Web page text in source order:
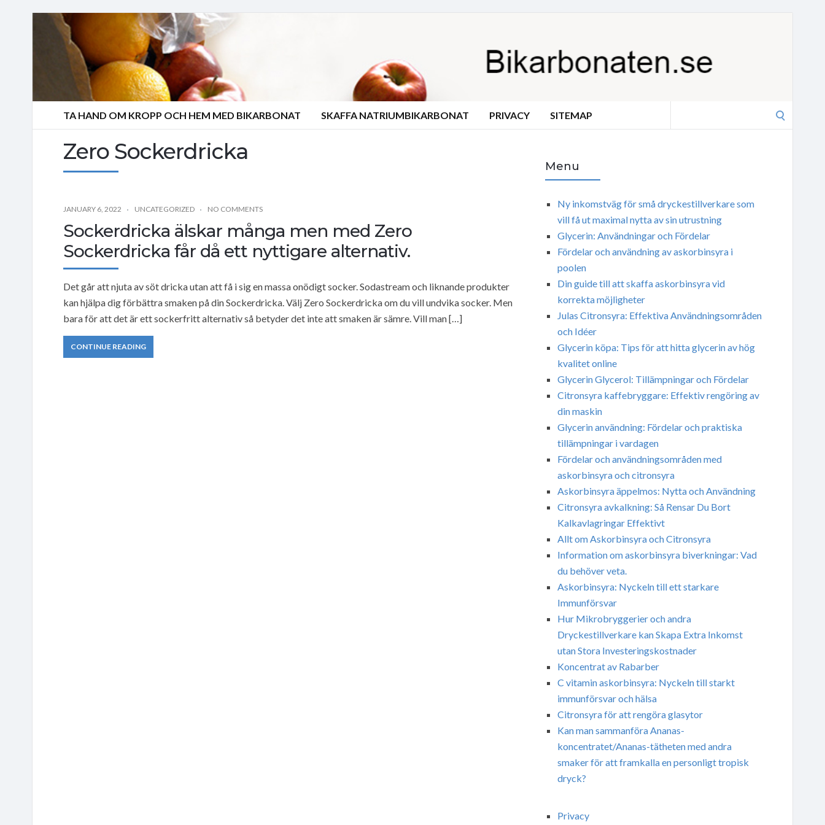
TA HAND OM KROPP OCH HEM MED BIKARBONAT SKAFFA NATRIUMBIKARBONAT PRIVACY SITEMAP
Zero Sockerdricka
JANUARY 6, 2022 UNCATEGORIZED NO COMMENTS
Sockerdricka älskar många men med Zero
Sockerdricka får då ett nyttigare alternativ.
Det går att njuta av söt dricka utan att få i sig en massa onödigt socker. Sodastream och liknande produkter
kan hjälpa dig förbättra smaken på din Sockerdricka. Välj Zero Sockerdricka om du vill undvika socker. Men
bara för att det är ett sockerfritt alternativ så betyder det inte att smaken är sämre. Vill man […]
CONTINUE READING
Menu
Ny inkomstväg för små dryckestillverkare som
vill få ut maximal nytta av sin utrustning
Glycerin: Användningar och Fördelar
Fördelar och användning av askorbinsyra i
poolen
Din guide till att skaffa askorbinsyra vid
korrekta möjligheter
Julas Citronsyra: Effektiva Användningsområden
och Idéer
Glycerin köpa: Tips för att hitta glycerin av hög
kvalitet online
Glycerin Glycerol: Tillämpningar och Fördelar
Citronsyra kaffebryggare: Effektiv rengöring av
din maskin
Glycerin användning: Fördelar och praktiska
tillämpningar i vardagen
Fördelar och användningsområden med
askorbinsyra och citronsyra
Askorbinsyra äppelmos: Nytta och Användning
Citronsyra avkalkning: Så Rensar Du Bort
Kalkavlagringar Effektivt
Allt om Askorbinsyra och Citronsyra
Information om askorbinsyra biverkningar: Vad
du behöver veta.
Askorbinsyra: Nyckeln till ett starkare
Immunförsvar
Hur Mikrobryggerier och andra
Dryckestillverkare kan Skapa Extra Inkomst
utan Stora Investeringskostnader
Koncentrat av Rabarber
C vitamin askorbinsyra: Nyckeln till starkt
immunförsvar och hälsa
Citronsyra för att rengöra glasytor
Kan man sammanföra Ananas-
koncentratet/Ananas-tätheten med andra
smaker för att framkalla en personligt tropisk
dryck?
Privacy